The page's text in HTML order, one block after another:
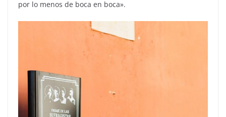
por lo menos de boca en boca».